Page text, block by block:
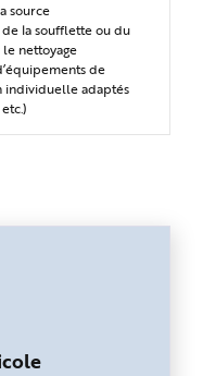
source
la soufflette ou du
nettoyage
de
individuelle adaptés